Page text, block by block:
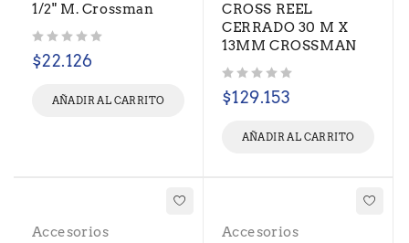
1/2" M. Crossman
$22.126
AÑADIR AL CARRITO
CROSS REEL
CERRADO 30 M X
13MM CROSSMAN
$129.153
AÑADIR AL CARRITO
Accesorios
Accesorios